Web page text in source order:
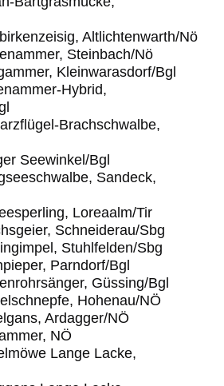
Altlichtenwarth/Nö
Steinbach/Nö
Kleinwarasdorf/Bgl
Hybrid,
Brachschwalbe,
Seewinkel/Bgl
Sandeck,
Loreaalm/Tir
Schneiderau/Sbg
Stuhlfelden/Sbg
Parndorf/Bgl
Güssing/Bgl
Hohenau/NÖ
Ardagger/NÖ
NÖ
Lange Lacke,